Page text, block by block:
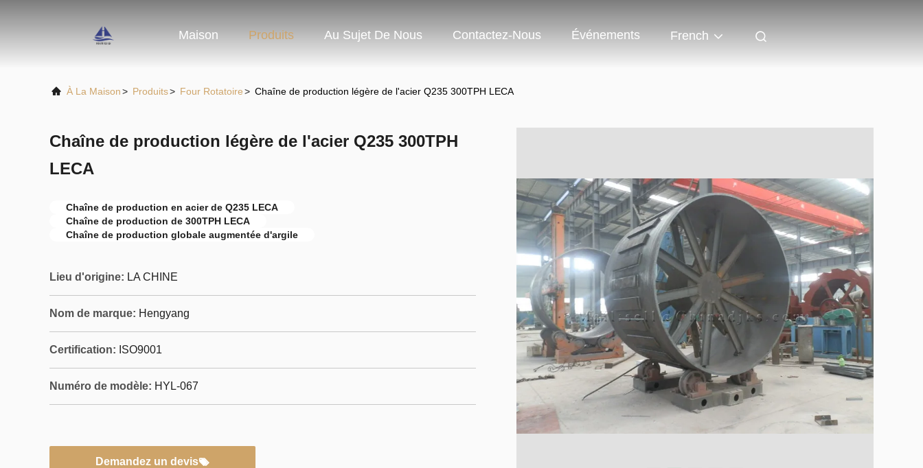
Maison Produits Au Sujet De Nous Contactez-Nous Événements French
À La Maison> Produits> Four Rotatoire> Chaîne de production légère de l'acier Q235 300TPH LECA
Chaîne de production légère de l'acier Q235 300TPH
LECA
Chaîne de production en acier de Q235 LECA
Chaîne de production de 300TPH LECA
Chaîne de production globale augmentée d'argile
Lieu d'origine: LA CHINE
Nom de marque: Hengyang
Certification: ISO9001
Numéro de modèle: HYL-067
Demandez un devis